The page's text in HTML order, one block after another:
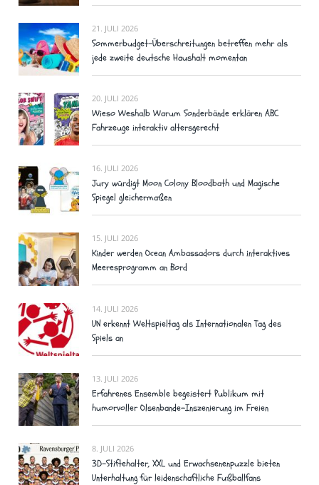
21. JULI 2026
Sommerbudget-Überschreitungen betreffen mehr als
jede zweite deutsche Haushalt momentan
20. JULI 2026
Wieso Weshalb Warum Sonderbände erklären ABC
Fahrzeuge interaktiv altersgerecht
16. JULI 2026
Jury würdigt Moon Colony Bloodbath und Magische
Spiegel gleichermaßen
15. JULI 2026
Kinder werden Ocean Ambassadors durch interaktives
Meeresprogramm an Bord
14. JULI 2026
UN erkennt Weltspieltag als Internationalen Tag des
Spiels an
13. JULI 2026
Erfahrenes Ensemble begeistert Publikum mit
humorvoller Olsenbande-Inszenierung im Freien
8. JULI 2026
3D-Stiftehalter, XXL und Erwachsenenpuzzle bieten
Unterhaltung für leidenschaftliche Fußballfans